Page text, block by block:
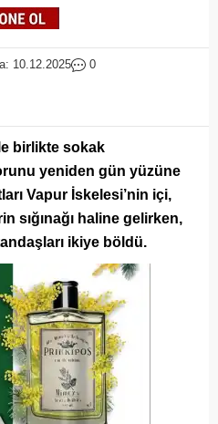
10.12.2025 0
birlikte sokak
yeniden gün yüzüne
Vapur İskelesi’nin içi,
sığınağı haline gelirken,
ikiye böldü.